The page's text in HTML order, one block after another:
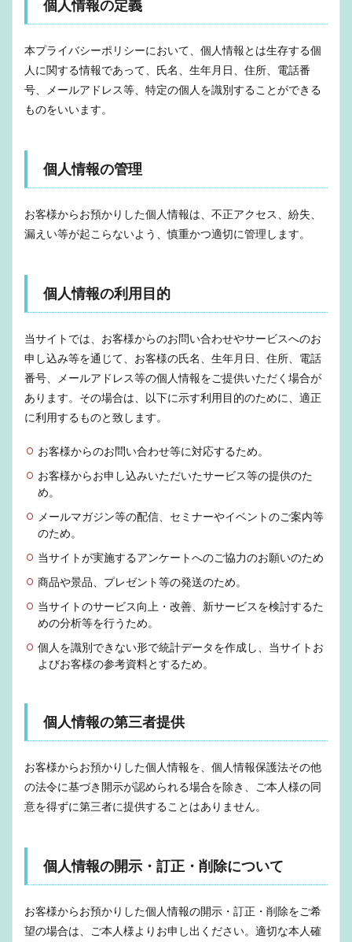
個人情報の定義
本プライバシーポリシーにおいて、個人情報とは生存する個
人に関する情報であって、氏名、生年月日、住所、電話番
号、メールアドレス等、特定の個人を識別することができる
ものをいいます。
個人情報の管理
お客様からお預かりした個人情報は、不正アクセス、紛失、
漏えい等が起こらないよう、慎重かつ適切に管理します。
個人情報の利用目的
当サイトでは、お客様からのお問い合わせやサービスへのお
申し込み等を通じて、お客様の氏名、生年月日、住所、電話
番号、メールアドレス等の個人情報をご提供いただく場合が
あります。その場合は、以下に示す利用目的のために、適正
に利用するものと致します。
お客様からのお問い合わせ等に対応するため。
お客様からお申し込みいただいたサービス等の提供のた
め。
メールマガジン等の配信、セミナーやイベントのご案内等
のため。
当サイトが実施するアンケートへのご協力のお願いのため
商品や景品、プレゼント等の発送のため。
当サイトのサービス向上・改善、新サービスを検討するた
めの分析等を行うため。
個人を識別できない形で統計データを作成し、当サイトお
よびお客様の参考資料とするため。
個人情報の第三者提供
お客様からお預かりした個人情報を、個人情報保護法その他
の法令に基づき開示が認められる場合を除き、ご本人様の同
意を得ずに第三者に提供することはありません。
個人情報の開示・訂正・削除について
お客様からお預かりした個人情報の開示・訂正・削除をご希
望の場合は、ご本人様よりお申し出ください。適切な本人確